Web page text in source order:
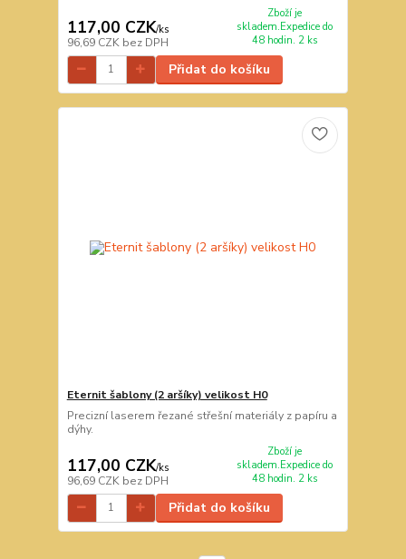
117,00 CZK/ks
96,69 CZK bez DPH
Zboží je
skladem.Expedice do
48 hodin. 2 ks
Přidat do košíku
Eternit šablony (2 aršíky) velikost H0
Precizní laserem řezané střešní materiály z papíru a
dýhy.
117,00 CZK/ks
96,69 CZK bez DPH
Zboží je
skladem.Expedice do
48 hodin. 2 ks
Přidat do košíku